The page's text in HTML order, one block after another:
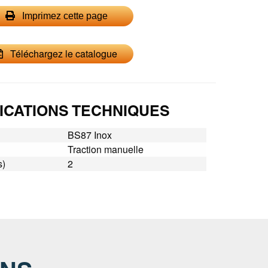
Imprimez cette page
Téléchargez le catalogue
TECHNIQUES
BS87 Inox
Traction manuelle
2